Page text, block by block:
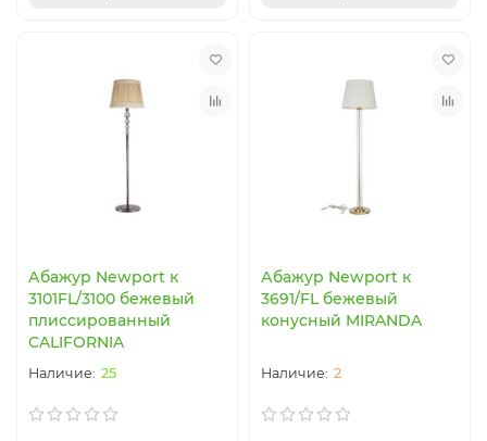
Абажур Newport к
3101FL/3100 бежевый
плиссированный
CALIFORNIA
25
Абажур Newport к
3691/FL бежевый
конусный MIRANDA
2